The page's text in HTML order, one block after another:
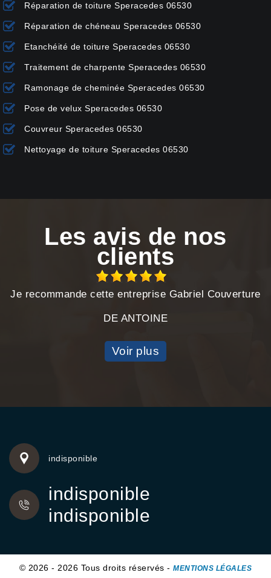
Réparation de toiture Speracedes 06530
Réparation de chéneau Speracedes 06530
Etanchéité de toiture Speracedes 06530
Traitement de charpente Speracedes 06530
Ramonage de cheminée Speracedes 06530
Pose de velux Speracedes 06530
Couvreur Speracedes 06530
Nettoyage de toiture Speracedes 06530
Les avis de nos
clients
Je recommande cette entreprise Gabriel Couverture
DE ANTOINE
Voir plus
indisponible
indisponible
indisponible
© 2026 - 2026 Tous droits réservés -MENTIONS LÉGALES